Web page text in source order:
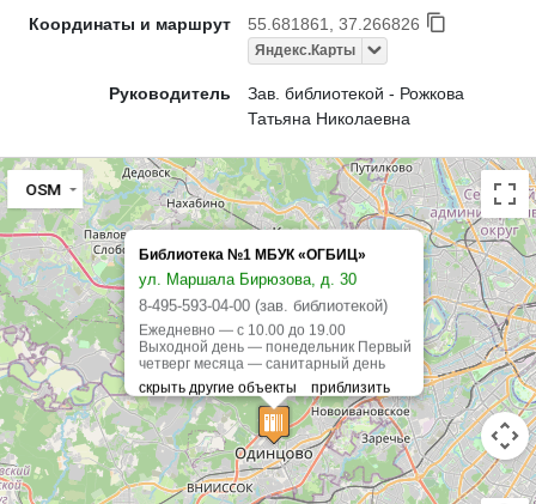
Координаты и маршрут 55.681861, 37.266826
Яндекс.Карты
Руководитель
Зав. библиотекой - Рожкова
Татьяна Николаевна
Библиотека №1 МБУК «ОГБИЦ»
ул. Маршала Бирюзова, д. 30
8-495-593-04-00 (зав. библиотекой)
Ежедневно — с 10.00 до 19.00
Выходной день — понедельник Первый
четверг месяца — санитарный день
OSM